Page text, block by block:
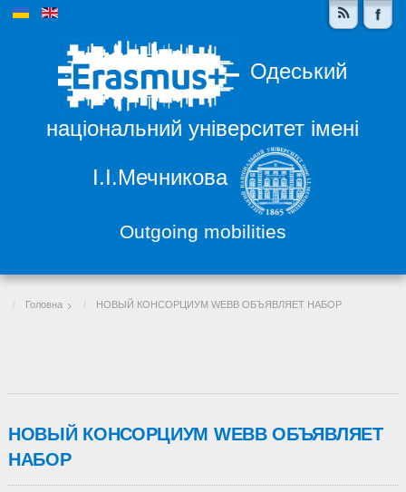
Одеський
національний університет імені
І.І.Мечникова
Outgoing mobilities
Головна НОВЫЙ КОНСОРЦИУМ WEBB ОБЪЯВЛЯЕТ НАБОР
НОВЫЙ КОНСОРЦИУМ WEBB ОБЪЯВЛЯЕТ
НАБОР